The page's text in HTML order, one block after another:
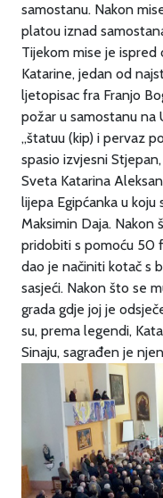
samostanu. Nakon
platou iznad
Tijekom mise je
Katarine, jedan od
ljetopisac fra Franjo
požar u samostanu na
„štatuu (kip) i pervaz
spasio izvjesni
Sveta Katarina
lijepa Egipćanka u
Maksimin Daja. Nakon
pridobiti s pomoću 50
dao je načiniti kotač s
sasjeći. Nakon što se
grada gdje joj je
su, prema legendi,
Sinaju, sagrađen je